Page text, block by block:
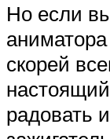
Но если
скорей
радовать